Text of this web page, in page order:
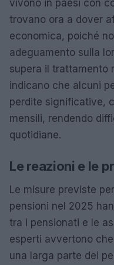
vivono in paesi con
trovano ora a dover
economica, poiché
adeguamento sulla
supera il trattamento
indicano che alcuni
perdite significative,
mensili, rendendo
quotidiane.
Le reazioni e le
Le misure previste
pensioni nel 2025
tra i pensionati e le
esperti avvertono
una larga parte dei